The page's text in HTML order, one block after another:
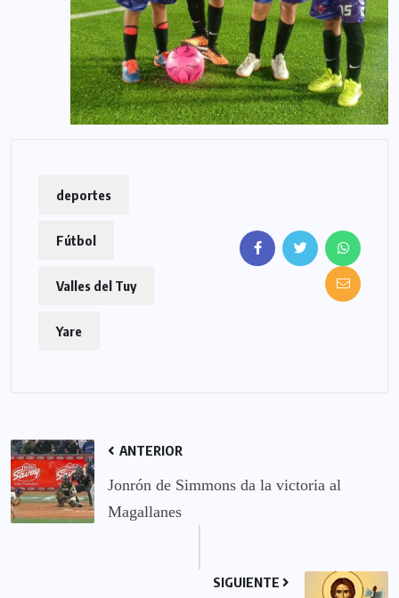
deportes
Fútbol
Valles del Tuy
Yare
ANTERIOR
Jonrón de Simmons da la victoria al
Magallanes
SIGUIENTE